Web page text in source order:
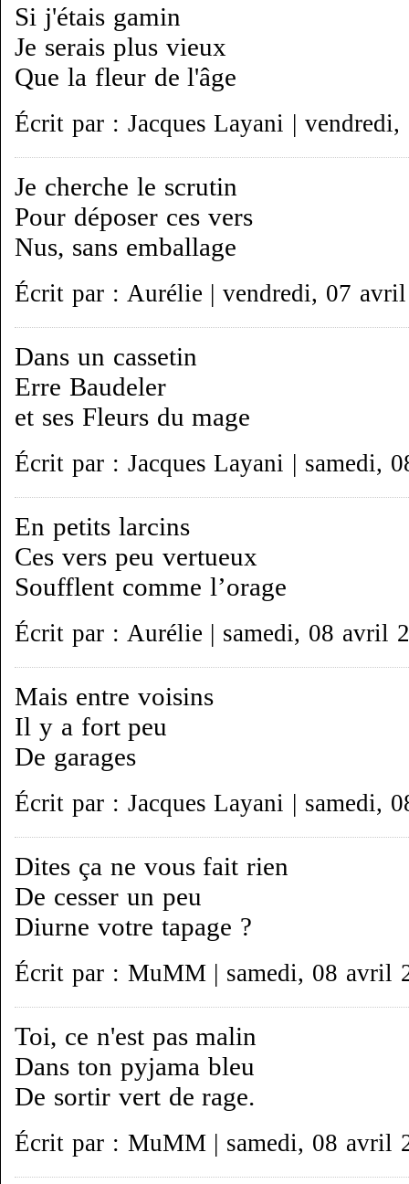
Si j'étais gamin
Je serais plus vieux
Que la fleur de l'âge
Écrit par : Jacques Layani |
Je cherche le scrutin
Pour déposer ces vers
Nus, sans emballage
Écrit par : Aurélie | vendredi, 07
Dans un cassetin
Erre Baudeler
et ses Fleurs du mage
Écrit par : Jacques Layani | samedi,
En petits larcins
Ces vers peu vertueux
Soufflent comme l’orage
Écrit par : Aurélie | samedi, 08 avril
Mais entre voisins
Il y a fort peu
De garages
Écrit par : Jacques Layani | samedi,
Dites ça ne vous fait rien
De cesser un peu
Diurne votre tapage ?
Écrit par : MuMM | samedi, 08 avril
Toi, ce n'est pas malin
Dans ton pyjama bleu
De sortir vert de rage.
Écrit par : MuMM | samedi, 08 avril